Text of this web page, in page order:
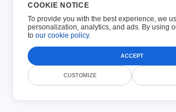
Obavijest o GDPR-u
Obrazac za prijavu
Financijski obrasci
COOKIE NOTICE
To provide you with the best experience, we
personalization, analytics, and ads. By using
toour cookie policy.
ACCEPT
CUSTOMIZE